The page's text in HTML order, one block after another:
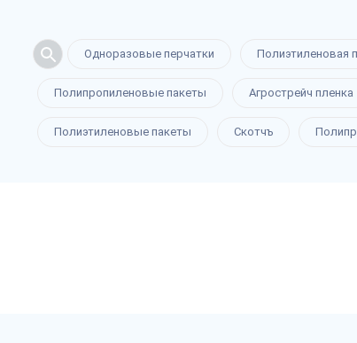
Одноразовые перчатки Полиэтиленовая
Полипропиленовые пакеты Агрострейч пленка
Полиэтиленовые пакеты Скотчъ